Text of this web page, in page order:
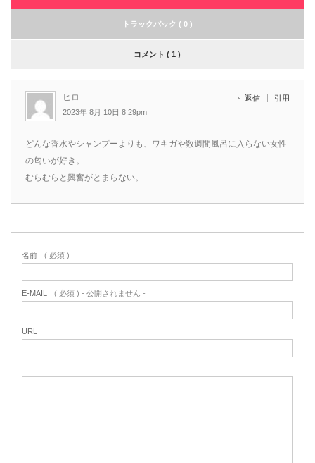
トラックバック ( 0 )
コメント ( 1 )
ヒロ
2023年 8月 10日 8:29pm
返信 引用
どんな香水やシャンプーよりも、ワキガや数週間風呂に入らない女性
の匂いが好き。
むらむらと興奮がとまらない。
名前 ( 必須 )
E-MAIL ( 必須 ) - 公開されません -
URL